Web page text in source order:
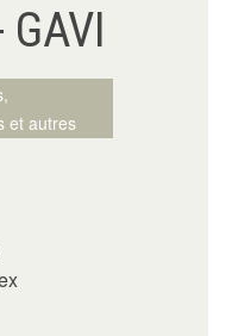
GAVI
et autres